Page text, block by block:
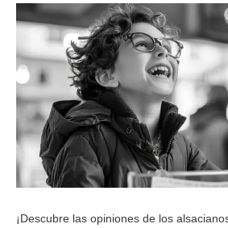
¡Descubre las opiniones de los